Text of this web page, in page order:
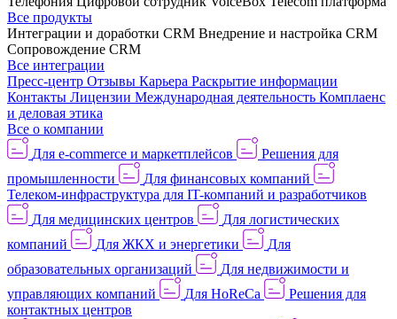
Все продукты
Интеграции и доработки CRM Внедрение и настройка CRM
Сопровождение CRM
Все интеграции
Пресс-центр Отзывы Карьера Раскрытие информации
Контакты Лицензии Международная деятельность Комплаенс
и деловая этика
Все о компании
Для e-commerce и маркетплейсов
Решения для
промышленности
Для финансовых компаний
Телеком-инфраструктура для IT-компаний и разработчиков
Для медицинских центров
Для логистических
компаний
Для ЖКХ и энергетики
Для
образовательных организаций
Для недвижимости и
управляющих компаний
Для HoReCa
Решения для
контактных центров